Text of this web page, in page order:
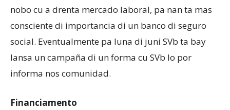
nobo cu a drenta mercado laboral, pa nan ta mas
consciente di importancia di un banco di seguro
social. Eventualmente pa luna di juni SVb ta bay
lansa un campaña di un forma cu SVb lo por
informa nos comunidad.
Financiamento